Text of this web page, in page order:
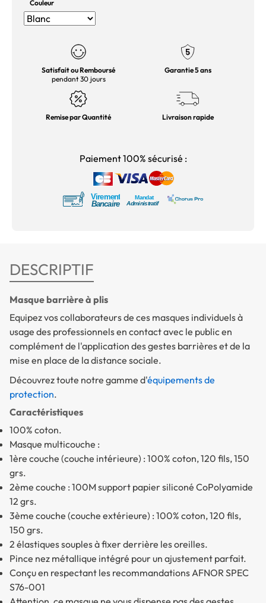
Couleur
Satisfait ou Remboursé
pendant 30 jours
Garantie 5 ans
Remise par Quantité Livraison rapide
Paiement 100% sécurisé :
DESCRIPTIF
Masque barrière à plis
Equipez vos collaborateurs de ces masques individuels à
usage des professionnels en contact avec le public en
complément de l'application des gestes barrières et de la
mise en place de la distance sociale.
Découvrez toute notre gamme d'équipements de
protection.
Caractéristiques
100% coton.
Masque multicouche :
1ère couche (couche intérieure) : 100% coton, 120 fils, 150
grs.
2ème couche : 100M support papier siliconé CoPolyamide
12 grs.
3ème couche (couche extérieure) : 100% coton, 120 fils,
150 grs.
2 élastiques souples à fixer derrière les oreilles.
Pince nez métallique intégré pour un ajustement parfait.
Conçu en respectant les recommandations AFNOR SPEC
S76-001